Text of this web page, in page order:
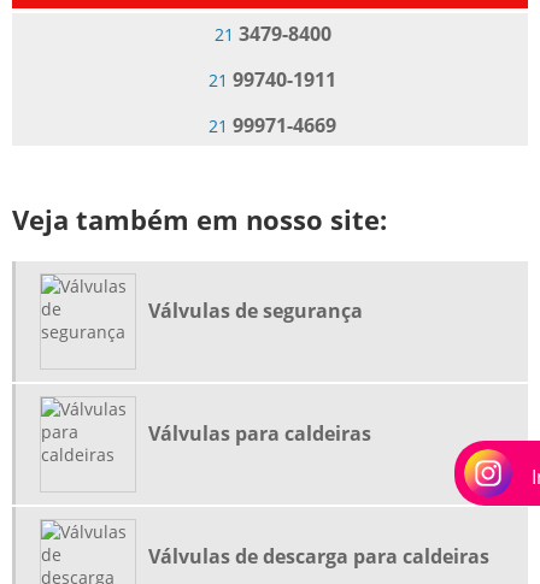
EMPRESA DE BOMBA DE ÓLEO PARA CALDEIRA
EMPRESA DE GERENCIAMENTO DE VASOS DE PRESSÃO
EMPRESA DE INSPEÇÃO VASOS DE PRESSÃO RIO DE JANEIRO
EMPRESA DE ISOLAMENTO TERMICO PARA CALDEIRAS RJ
EMPRESA DE MONTAGEM INDUSTRIAL
EMPRESA DE REGULAGEM DE COMBUSTÃO EM QUEIMADORES
EMPRESA DE VISTORIA DA CALDEIRA RIO DE JANEIRO
EMPRESA DE VISTORIA DA CALDEIRA RJ
EMPRESAS DE INSPEÇÃO NR13 RJ
21 3479-8400
21 99740-1911
21 99971-4669
Veja também em nosso site:
Válvulas de segurança
Válvulas para caldeiras
Válvulas de descarga para caldeiras